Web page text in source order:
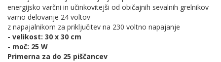
energijsko varčni in učinkovitejši od običajnih sevalnih grelnikov
varno delovanje 24 voltov
z napajalnikom za priključitev na 230 voltno napajanje
- velikost: 30 x 30 cm
- moč: 25 W
Primerna za do 25 piščancev